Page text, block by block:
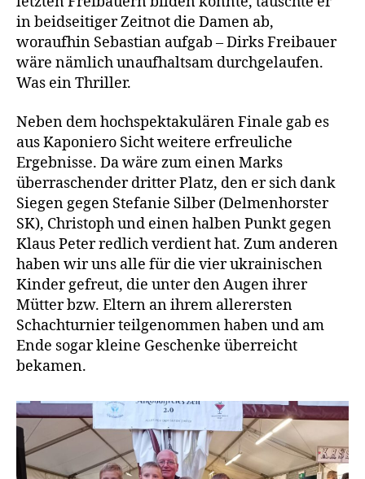
in beidseitiger Zeitnot die Damen ab,
woraufhin Sebastian aufgab – Dirks Freibauer
wäre nämlich unaufhaltsam durchgelaufen.
Was ein Thriller.
Neben dem hochspektakulären Finale gab es
aus Kaponiero Sicht weitere erfreuliche
Ergebnisse. Da wäre zum einen Marks
überraschender dritter Platz, den er sich dank
Siegen gegen Stefanie Silber (Delmenhorster
SK), Christoph und einen halben Punkt gegen
Klaus Peter redlich verdient hat. Zum anderen
haben wir uns alle für die vier ukrainischen
Kinder gefreut, die unter den Augen ihrer
Mütter bzw. Eltern an ihrem allerersten
Schachturnier teilgenommen haben und am
Ende sogar kleine Geschenke überreicht
bekamen.